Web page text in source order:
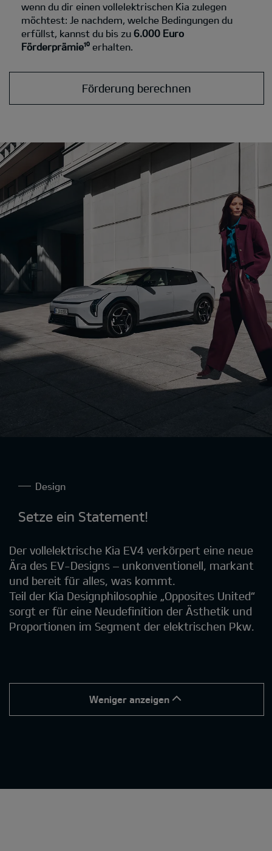
wenn du dir einen vollelektrischen Kia zulegen
möchtest: Je nachdem, welche Bedingungen du
erfüllst, kannst du bis zu 6.000 Euro
Förderprämie¹⁰ erhalten.
Förderung berechnen
Design
Setze ein Statement!
Der vollelektrische Kia EV4 verkörpert eine neue
Ära des EV-Designs – unkonventionell, markant
und bereit für alles, was kommt.
Teil der Kia Designphilosophie „Opposites United“
sorgt er für eine Neudefinition der Ästhetik und
Proportionen im Segment der elektrischen Pkw.
Weniger anzeigen